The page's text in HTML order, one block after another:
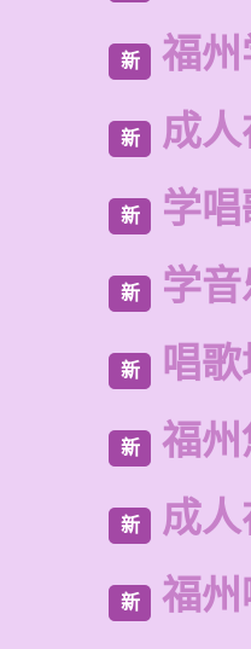
新 福
新 成
新 学
新 学
新 唱
新 福
新 成
新 福